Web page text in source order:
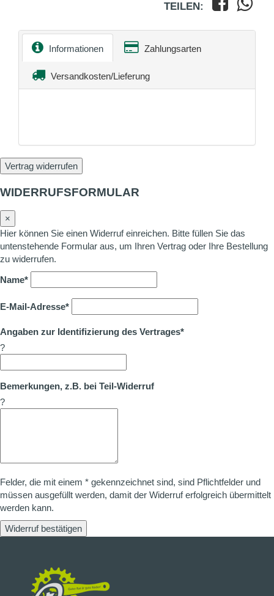
TEILEN:
Informationen Zahlungsarten
Versandkosten/Lieferung
Vertrag widerrufen
WIDERRUFSFORMULAR
×
Hier können Sie einen Widerruf einreichen. Bitte füllen Sie das
untenstehende Formular aus, um Ihren Vertrag oder Ihre Bestellung
zu widerrufen.
Name*
E-Mail-Adresse*
Angaben zur Identifizierung des Vertrages*
?
Bemerkungen, z.B. bei Teil-Widerruf
?
Felder, die mit einem * gekennzeichnet sind, sind Pflichtfelder und
müssen ausgefüllt werden, damit der Widerruf erfolgreich übermittelt
werden kann.
Widerruf bestätigen